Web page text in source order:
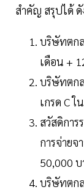
สำคัญ สรุปได้ ดั
บริษัทตก
เดือน +
บริษัทตก
เกรด C ใ
สวัสดิการ
การจ่ายจ
50,000
บริษัทตก